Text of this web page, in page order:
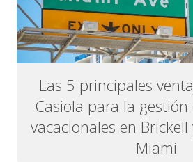
Las 5 principales
Casiola para la
vacacionales en
Miami